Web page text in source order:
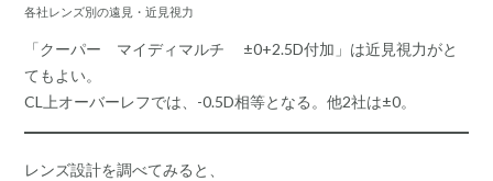
各社レンズ別の遠見・近見視力
「クーパー マイディマルチ ±0+2.5D付加」は近見視力がと
てもよい。
CL上オーバーレフでは、-0.5D相等となる。他2社は±0。
レンズ設計を調べてみると、